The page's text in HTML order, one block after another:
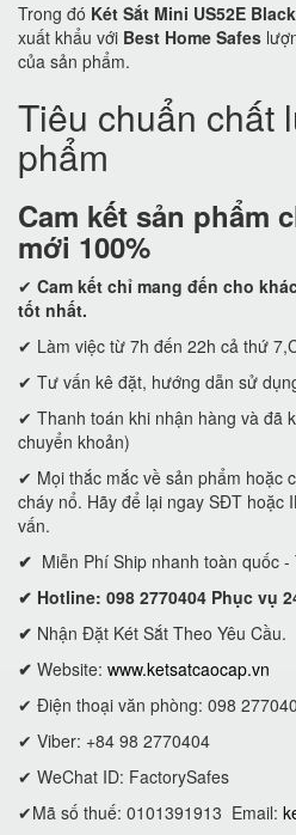
Trong đó Két Sắt Mini US52E
xuất khẩu với Best Home Safes
của sản phẩm.
Tiêu chuẩn chất
phẩm
Cam kết sản phẩm
mới 100%
✔ Cam kết chỉ mang đến cho
tốt nhất.
✔ Làm việc từ 7h đến 22h cả thứ
✔ Tư vấn kê đặt, hướng dẫn sử
✔ Thanh toán khi nhận hàng và đã
chuyển khoản)
✔ Mọi thắc mắc về sản phẩm hoặc
cháy nổ. Hãy để lại ngay SĐT hoặc
vấn.
✔ Miễn Phí Ship nhanh toàn quốc
✔ Hotline: 098 2770404 Phục vụ
✔ Nhận Đặt Két Sắt Theo Yêu Cầu.
✔ Website: www.ketsatcaocap.vn
✔ Điện thoại văn phòng: 098
✔ Viber: +84 98 2770404
✔ WeChat ID: FactorySafes
✔Mã số thuế: 0101391913 Email: